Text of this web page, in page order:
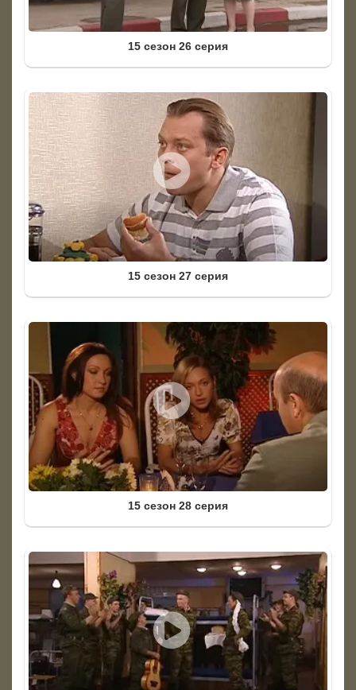
15 сезон 26 серия
15 сезон 27 серия
15 сезон 28 серия